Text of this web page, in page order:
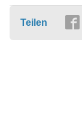
Teilen